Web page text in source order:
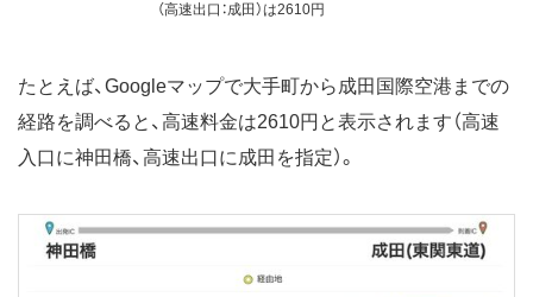
（高速出口：成田）は2610円
たとえば、Googleマップで大手町から成田国際空港までの
経路を調べると、高速料金は2610円と表示されます（高速
入口に神田橋、高速出口に成田を指定）。